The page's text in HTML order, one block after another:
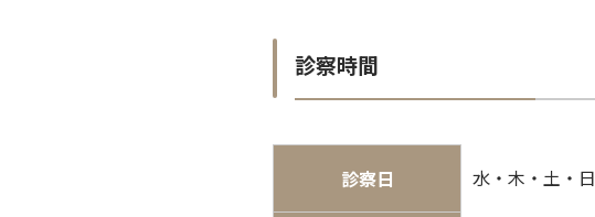
診察時間
診察日 水・木・土・日